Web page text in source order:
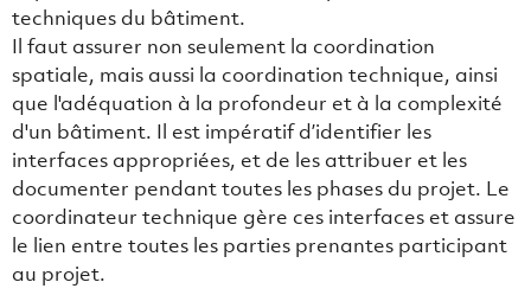
techniques du bâtiment.
Il faut assurer non seulement la coordination
spatiale, mais aussi la coordination technique, ainsi
que l'adéquation à la profondeur et à la complexité
d'un bâtiment. Il est impératif d’identifier les
interfaces appropriées, et de les attribuer et les
documenter pendant toutes les phases du projet. Le
coordinateur technique gère ces interfaces et assure
le lien entre toutes les parties prenantes participant
au projet.